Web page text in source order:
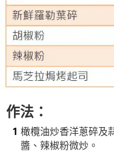
作法：
橄欖油炒香洋蔥碎及
醬、辣椒粉微炒。